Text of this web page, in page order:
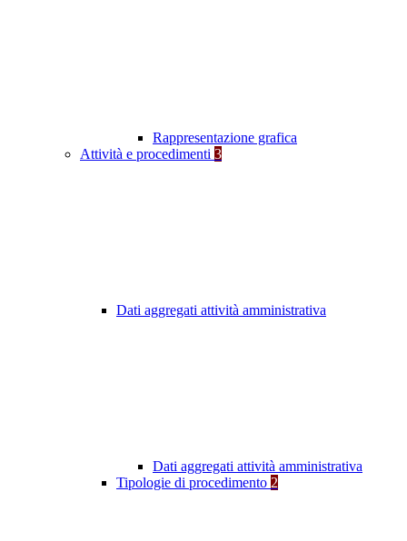
Rappresentazione grafica
Attività e procedimenti 3
Dati aggregati attività amministrativa
Dati aggregati attività amministrativa
Tipologie di procedimento 2